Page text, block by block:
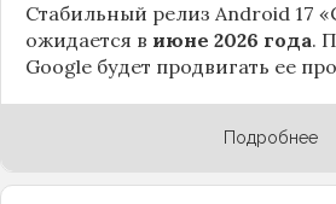
Стабильный релиз Android 17
ожидается в июне 2026 года.
Google будет продвигать ее
Подробнее